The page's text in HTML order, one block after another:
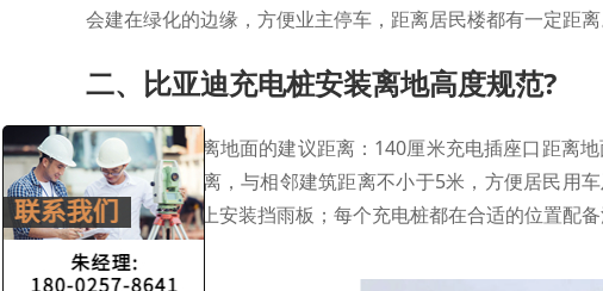
会建在绿化的边缘，方便业主停车，距离居民楼都有一定距离
二、比亚迪充电桩安装离地高度规范?
充电桩距离地面的建议距离：140厘米充电插座口距离
楼有一定的距离，与相邻建筑距离不小于5米，方便居民用
设备或者插座上安装挡雨板；每个充电桩都在合适的位置配